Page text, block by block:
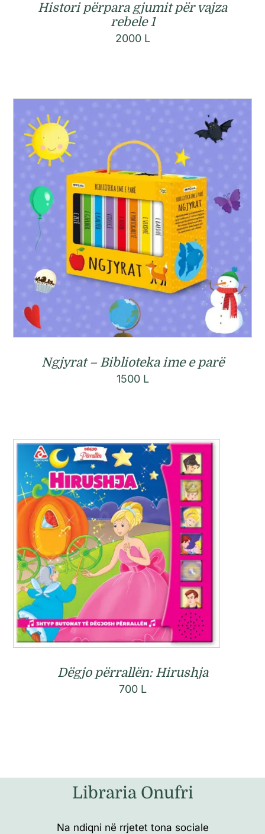
Histori përpara gjumit për vajza
rebele 1
2000 L
Ngjyrat – Biblioteka ime e parë
1500 L
Dëgjo përrallën: Hirushja
700 L
Libraria Onufri
Na ndiqni në rrjetet tona sociale